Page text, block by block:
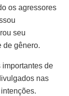
os agressores
seu
de gênero.
importantes de
nas